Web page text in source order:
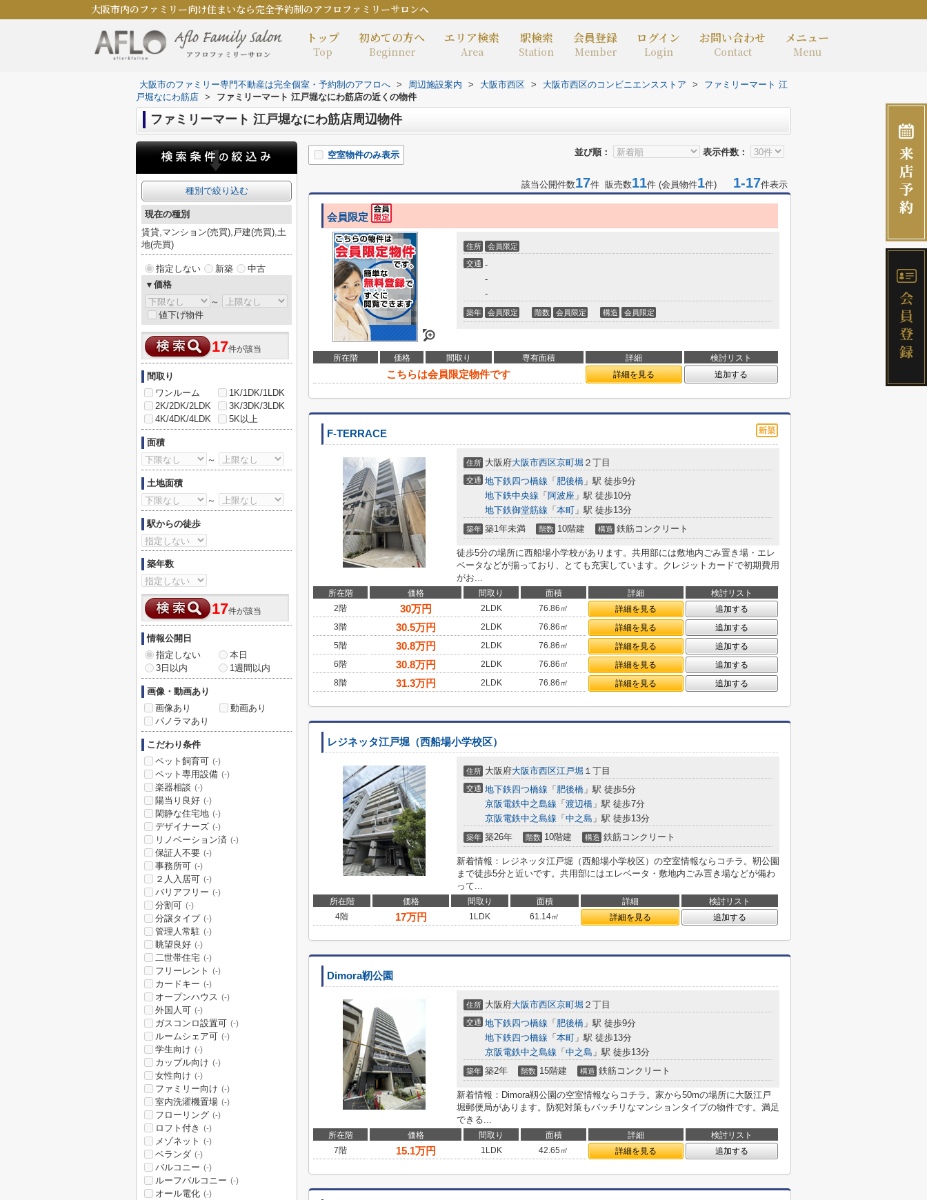
大阪市内のファミリー向け住まいなら完全予約制のアフロファミリーサロンへ
トップ
Top
初めての方へ
Beginner
エリア検索
Area
駅検索
Station
会員登録
Member
ログイン
Login
お問い合わせ
Contact
メニュー
Menu
大阪市のファミリー専門不動産は完全個室・予約制のアフロへ > 周辺施設案内 > 大阪市西区 > 大阪市西区のコンビニエンスストア >
ファミリーマート 江
戸堀なにわ筋店 > ファミリーマート 江戸堀なにわ筋店の近くの物件
ファミリーマート 江戸堀なにわ筋店周辺物件
並び順： 表示件数：
空室物件のみ表示
該当公開件数17件 販売数11件 (会員物件1件) 1-17件表示
会員限定
住所 会員限定
交通 -
-
-
築年 会員限定 階数 会員限定 構造 会員限定
所在階 価格 間取り 専有面積 詳細 検討リスト
こちらは会員限定物件です 詳細を見る 追加する
F-TERRACE
住所 大阪府大阪市西区京町堀 ２丁目
交通 地下鉄四つ橋線 「 肥後橋 」駅 徒歩9分
地下鉄中央線 「 阿波座 」駅 徒歩10分
地下鉄御堂筋線 「 本町 」駅 徒歩13分
築年 築1年未満 階数 10階建 構造 鉄筋コンクリート
徒歩5分の場所に西船場小学校があります。共用部には敷地内ごみ置き場・エレ
ベータなどが揃っており、とても充実しています。クレジットカードで初期費用
がお...
所在階 価格 間取り 面積 詳細
検討リスト
2階
30万円 2LDK 76.86㎡ 詳細を見る
追加する
3階
30.5万円 2LDK 76.86㎡ 詳細を見る
追加する
5階
30.8万円 2LDK 76.86㎡ 詳細を見る
追加する
6階
30.8万円 2LDK 76.86㎡ 詳細を見る
追加する
8階
31.3万円 2LDK 76.86㎡ 詳細を見る 追加する
レジネッタ江戸堀（西船場小学校区）
住所 大阪府大阪市西区江戸堀 １丁目
交通 地下鉄四つ橋線 「 肥後橋 」駅 徒歩5分
京阪電鉄中之島線 「 渡辺橋 」駅 徒歩7分
京阪電鉄中之島線 「 中之島 」駅 徒歩13分
築年 築26年 階数 10階建 構造 鉄筋コンクリート
新着情報：レジネッタ江戸堀（西船場小学校区）の空室情報ならコチラ。靭公園
まで徒歩5分と近いです。共用部にはエレベータ・敷地内ごみ置き場などが備わ
って...
所在階 価格 間取り 面積 詳細
検討リスト
4階
17万円 1LDK 61.14㎡ 詳細を見る 追加する
Dimora靭公園
住所 大阪府大阪市西区京町堀 ２丁目
交通 地下鉄四つ橋線 「 肥後橋 」駅 徒歩9分
地下鉄四つ橋線 「 本町 」駅 徒歩13分
京阪電鉄中之島線 「 中之島 」駅 徒歩13分
築年 築2年 階数 15階建 構造 鉄筋コンクリート
新着情報：Dimora靱公園の空室情報ならコチラ。家から50mの場所に大阪江戸
堀郵便局があります。防犯対策もバッチリなマンションタイプの物件です。満足
できる...
所在階 価格 間取り 面積 詳細
検討リスト
7階
15.1万円 1LDK 42.65㎡ 詳細を見る 追加する
種別で絞り込む
現在の種別
賃貸,マンション(売買),戸建(売買),土
地(売買)
指定しない 新築
中古
▼価格
～
値下げ物件
17件が該当
間取り
ワンルーム
1K/1DK/1LDK
2K/2DK/2LDK
3K/3DK/3LDK
4K/4DK/4LDK
5K以上
面積
～
土地面積
～
駅からの徒歩
築年数
17件が該当
情報公開日
指定しない
本日
3日以内
1週間以内
画像・動画あり
画像あり
動画あり
パノラマあり
こだわり条件
ペット飼育可 (-)
ペット専用設備 (-)
楽器相談 (-)
陽当り良好 (-)
閑静な住宅地 (-)
デザイナーズ (-)
リノベーション済 (-)
保証人不要 (-)
事務所可 (-)
２人入居可 (-)
バリアフリー (-)
分割可 (-)
分譲タイプ (-)
管理人常駐 (-)
眺望良好 (-)
二世帯住宅 (-)
フリーレント (-)
カードキー (-)
オープンハウス (-)
外国人可 (-)
ガスコンロ設置可 (-)
ルームシェア可 (-)
学生向け (-)
カップル向け (-)
女性向け (-)
ファミリー向け (-)
室内洗濯機置場 (-)
フローリング (-)
ロフト付き (-)
メゾネット (-)
ベランダ (-)
バルコニー (-)
ルーフバルコニー (-)
オール電化 (-)